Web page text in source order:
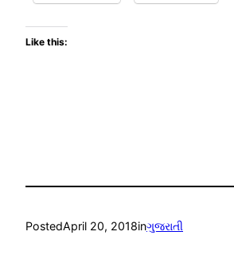
Like this:
PostedApril 20, 2018inગુજરાતી